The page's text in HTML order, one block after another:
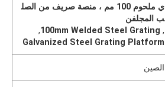
ي ملحوم 100 مم ، منصة صريف من الصل
ب المجلفن
,
100mm Welded Steel Grating
,
Galvanized Steel Grating Platform
الصين